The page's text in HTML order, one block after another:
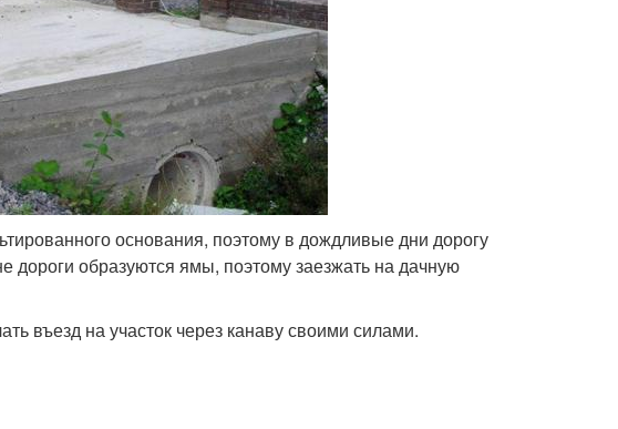
основания, поэтому в дождливые дни дорогу
дороги образуются ямы, поэтому заезжать на дачную
въезд на участок через канаву своими силами.